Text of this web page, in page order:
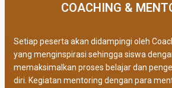
COACHING &
Setiap peserta akan didampingi oleh
yang menginspirasi sehingga siswa
memaksimalkan proses belajar dan
diri. Kegiatan mentoring dengan para